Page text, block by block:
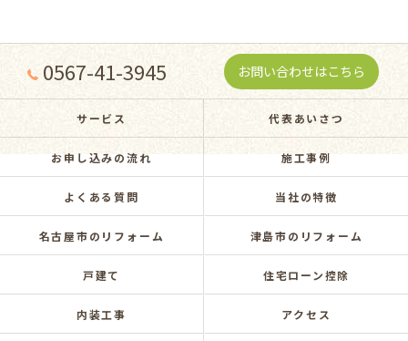
0567-41-3945 お問い合わせはこちら
サービス 代表あいさつ
お申し込みの流れ 施工事例
よくある質問 当社の特徴
名古屋市のリフォーム 津島市のリフォーム
戸建て 住宅ローン控除
内装工事 アクセス